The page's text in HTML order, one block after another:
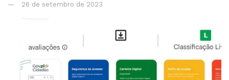
26 de setembro de 2023